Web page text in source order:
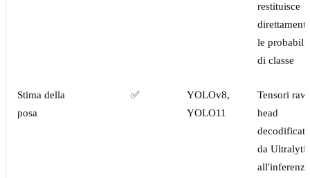
restituisce
direttamente
le
di classe
Stima della
posa
✅
YOLOv8,
YOLO11
Tensori raw
head
decodificati
da